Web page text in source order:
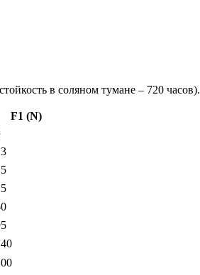
в соляном тумане – 720 часов).
F1 (N)